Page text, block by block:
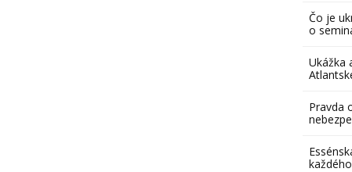
Čo je
o
Ukážka
Pravda
každého